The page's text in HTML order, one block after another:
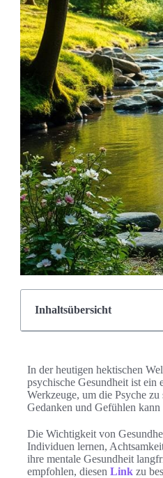
Inhaltsübersicht
In der heutigen hektischen
psychische Gesundheit ist ein
Werkzeuge, um die Psyche
Gedanken und Gefühlen kann
Die Wichtigkeit von
Individuen lernen,
ihre mentale Gesundheit
empfohlen, diesen Link zu